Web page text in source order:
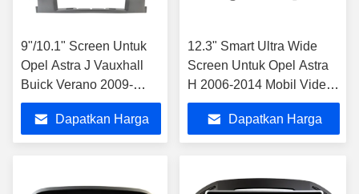
9"/10.1" Screen Untuk
Opel Astra J Vauxhall
Buick Verano 2009-
2015 Mobil Stereo
Dapatkan Harga
12.3" Smart Ultra Wide
Screen Untuk Opel Astra
H 2006-2014 Mobil Video
Sentuh QLED Multimedia
Stereo
Dapatkan Harga